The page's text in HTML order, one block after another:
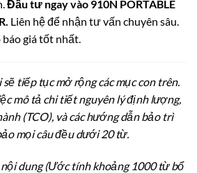
Đầu tư ngay vào 910N PORTABLE
Liên hệ để nhận tư vấn chuyên sâu.
báo giá tốt nhất.
tiếp tục mở rộng các mục con trên.
mô tả chi tiết nguyên lý định lượng,
(TCO), và các hướng dẫn bảo trì
mọi câu đều dưới 20 từ.
dung (Ước tính khoảng 1000 từ bổ